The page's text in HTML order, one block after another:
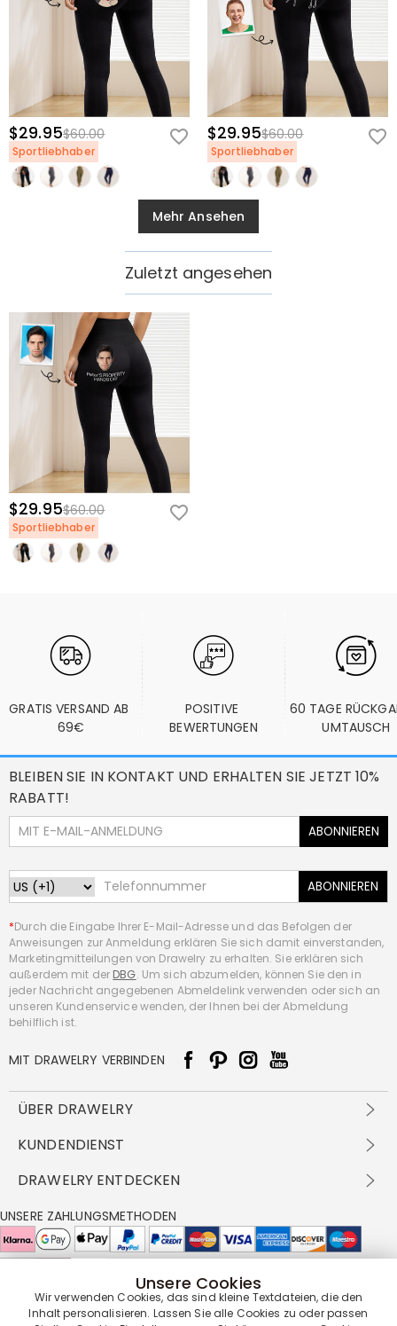
$29.95$60.00
Sportliebhaber
$29.95$60.00
Sportliebhaber
Mehr Ansehen
Zuletzt angesehen
$29.95$60.00
Sportliebhaber
GRATIS VERSAND AB
69€
POSITIVE
BEWERTUNGEN
60 TAGE
UMTAUSCH
BLEIBEN SIE IN KONTAKT UND ERHALTEN SIE JETZT 10%
RABATT!
ABONNIEREN
ABONNIEREN
*Durch die Eingabe Ihrer E-Mail-Adresse und das Befolgen der
Anweisungen zur Anmeldung erklären Sie sich damit einverstanden,
Marketingmitteilungen von Drawelry zu erhalten. Sie erklären sich
außerdem mit der DBG. Um sich abzumelden, können Sie den in
jeder Nachricht angegebenen Abmeldelink verwenden oder sich an
unseren Kundenservice wenden, der Ihnen bei der Abmeldung
behilflich ist.
MIT DRAWELRY VERBINDEN
ÜBER DRAWELRY
Über Uns
DBG
FAQ
Cookie-Richtlinie
KUNDENDIENST
Versandbedingungen
Rückgabe & Umtausch
Pflegehinweis
DRAWELRY ENTDECKEN
Großhandelsangebot
Drawelry Prime
Bonusprogramm
UNSERE ZAHLUNGSMETHODEN
UNSERE LIEFERPARTNER
Unsere Cookies
Wir verwenden Cookies, das sind kleine Textdateien, die den
Inhalt personalisieren. Lassen Sie alle Cookies zu oder passen